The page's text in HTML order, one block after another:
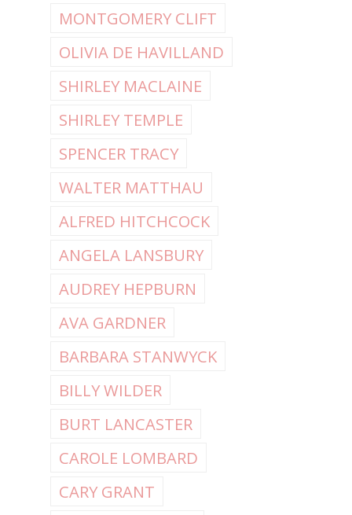
MONTGOMERY CLIFT
OLIVIA DE HAVILLAND
SHIRLEY MACLAINE
SHIRLEY TEMPLE
SPENCER TRACY
WALTER MATTHAU
ALFRED HITCHCOCK
ANGELA LANSBURY
AUDREY HEPBURN
AVA GARDNER
BARBARA STANWYCK
BILLY WILDER
BURT LANCASTER
CAROLE LOMBARD
CARY GRANT